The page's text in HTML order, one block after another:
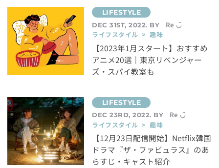
DEC 31ST, 2022. BY
Re ◡̈
ライフスタイル > 趣味
【2023年1月スタート】おすすめ
アニメ20選｜東京リベンジャー
ズ・スパイ教室も
DEC 23RD, 2022. BY
Re ◡̈
ライフスタイル > 趣味
【12月23日配信開始】Netflix韓国
ドラマ『ザ・ファビュラス』のあ
らすじ・キャスト紹介